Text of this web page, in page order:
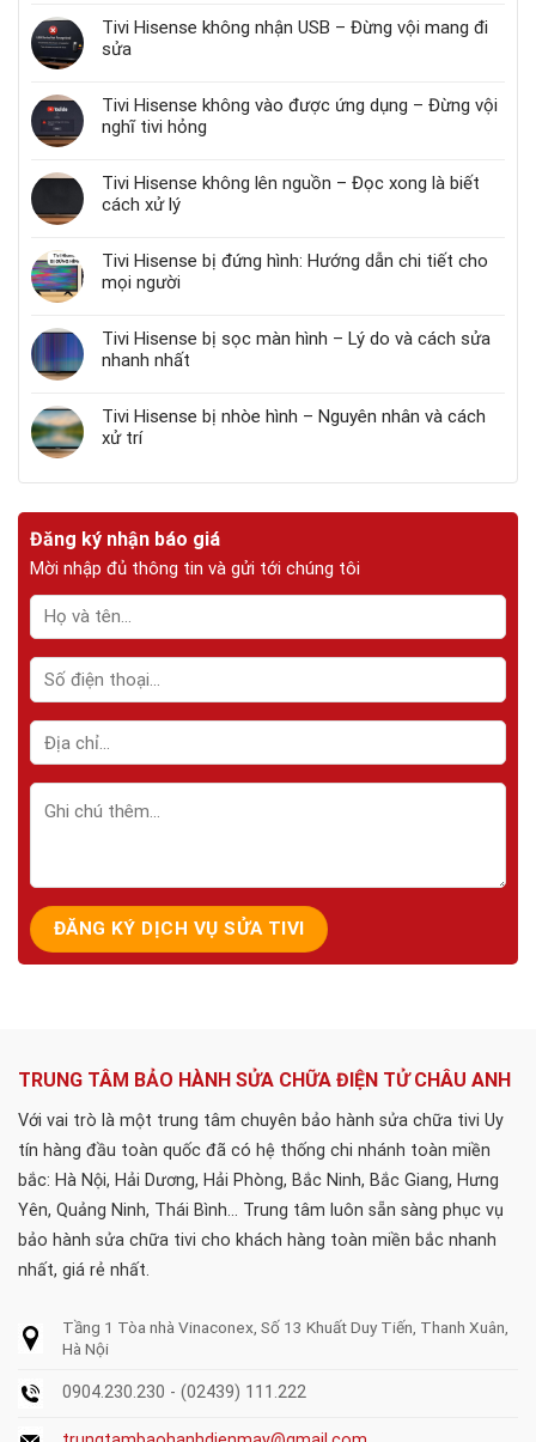
Tivi Hisense không nhận USB – Đừng vội mang đi
sửa
Tivi Hisense không vào được ứng dụng – Đừng vội
nghĩ tivi hỏng
Tivi Hisense không lên nguồn – Đọc xong là biết
cách xử lý
Tivi Hisense bị đứng hình: Hướng dẫn chi tiết cho
mọi người
Tivi Hisense bị sọc màn hình – Lý do và cách sửa
nhanh nhất
Tivi Hisense bị nhòe hình – Nguyên nhân và cách
xử trí
Đăng ký nhận báo giá
Mời nhập đủ thông tin và gửi tới chúng tôi
TRUNG TÂM BẢO HÀNH SỬA CHỮA ĐIỆN TỬ CHÂU ANH
Với vai trò là một trung tâm chuyên bảo hành sửa chữa tivi Uy
tín hàng đầu toàn quốc đã có hệ thống chi nhánh toàn miền
bắc: Hà Nội, Hải Dương, Hải Phòng, Bắc Ninh, Bắc Giang, Hưng
Yên, Quảng Ninh, Thái Bình... Trung tâm luôn sẵn sàng phục vụ
bảo hành sửa chữa tivi cho khách hàng toàn miền bắc nhanh
nhất, giá rẻ nhất.
Tầng 1 Tòa nhà Vinaconex, Số 13 Khuất Duy Tiến, Thanh Xuân,
Hà Nội
0904.230.230 - (02439) 111.222